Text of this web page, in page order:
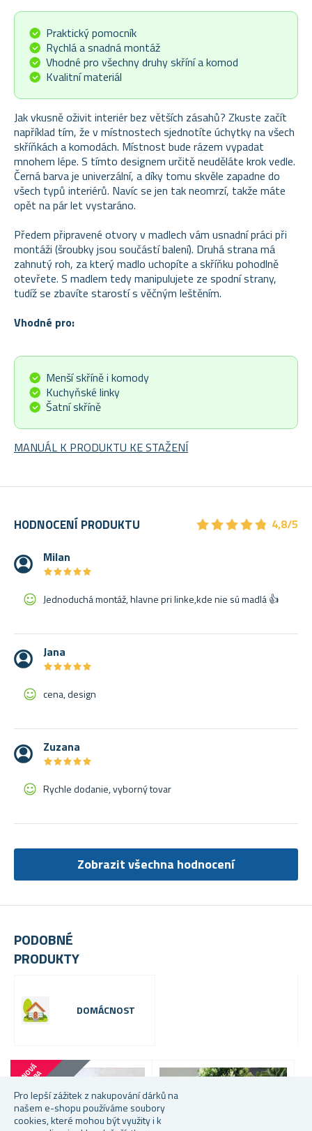
Pro lepší zážitek z nakupování dárků na
našem e-shopu používáme soubory
cookies, které mohou být využity i k
Praktický pomocník
Rychlá a snadná montáž
Vhodné pro všechny druhy skříní a komod
Kvalitní materiál
Jak vkusně oživit interiér bez větších zásahů? Zkuste začít
například tím, že v místnostech sjednotíte úchytky na všech
skříňkách a komodách. Místnost bude rázem vypadat
mnohem lépe. S tímto designem určitě neuděláte krok vedle.
Černá barva je univerzální, a díky tomu skvěle zapadne do
všech typů interiérů. Navíc se jen tak neomrzí, takže máte
opět na pár let vystaráno.
Předem připravené otvory v madlech vám usnadní práci při
montáži (šroubky jsou součástí balení). Druhá strana má
zahnutý roh, za který madlo uchopíte a skříňku pohodlně
otevřete. S madlem tedy manipulujete ze spodní strany,
tudíž se zbavíte starostí s věčným leštěním.
Vhodné pro:
Menší skříně i komody
Kuchyňské linky
Šatní skříně
MANUÁL K PRODUKTU KE STAŽENÍ
PODOBNÉ
PRODUKTY
DOMÁCNOST
C
E
N
O
V
Á
B
O
M
B
AVÝPRODEJ
HODNOCENÍ PRODUKTU ★★★★★
★★★★★ 4,8/5
Milan
★★★★★
★★★★★
Jednoduchá montáž, hlavne pri linke,kde nie sú madlá 👍
Jana
★★★★★
★★★★★
cena, design
Zuzana
★★★★★
★★★★★
Rychle dodanie, vyborný tovar
Zobrazit všechna hodnocení